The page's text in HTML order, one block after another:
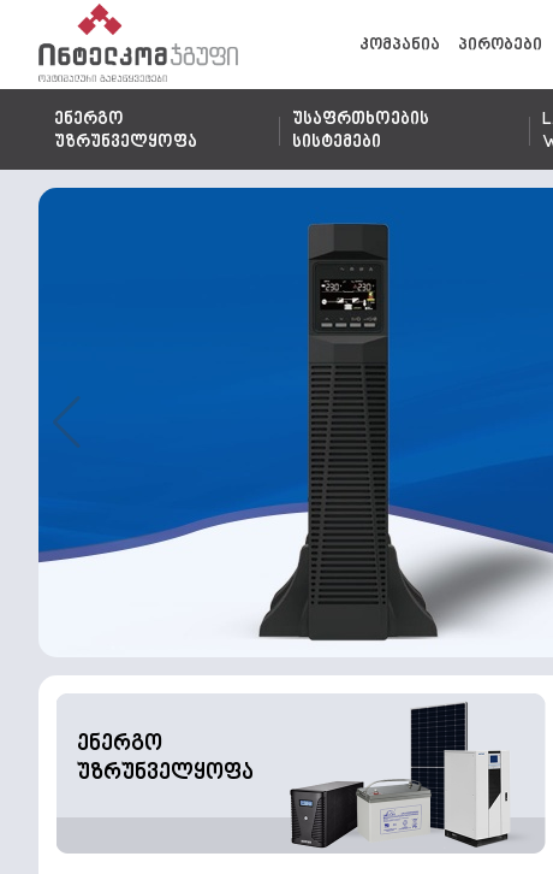
კომპანია პირობები
ენერგო
უზრუნველყოფა
უსაფრთხოების
სისტემები
ენერგო
უზრუნველყოფა